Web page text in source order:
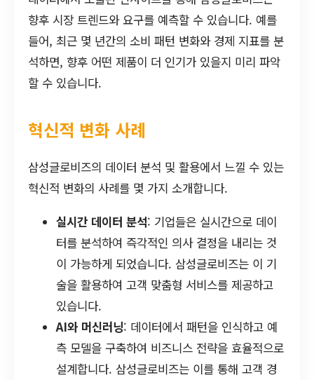
향후 시장 트렌드와 요구를 예측할 수 있습니다. 예를
들어, 최근 몇 년간의 소비 패턴 변화와 경제 지표를 분
석하면, 향후 어떤 제품이 더 인기가 있을지 미리 파악
할 수 있습니다.
혁신적 변화 사례
삼성글로비즈의 데이터 분석 및 활용에서 느낄 수 있는
혁신적 변화의 사례를 몇 가지 소개합니다.
실시간 데이터 분석: 기업들은 실시간으로 데이
터를 분석하여 즉각적인 의사 결정을 내리는 것
이 가능하게 되었습니다. 삼성글로비즈는 이 기
술을 활용하여 고객 맞춤형 서비스를 제공하고
있습니다.
AI와 머신러닝: 데이터에서 패턴을 인식하고 예
측 모델을 구축하여 비즈니스 전략을 효율적으로
설계합니다. 삼성글로비즈는 이를 통해 고객 경